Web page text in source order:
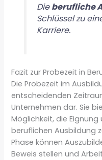
Dieberufliche
Schlüssel zu
Karriere.
Fazit zur Probezeit in
Die Probezeit im
entscheidenden
Unternehmen dar. Sie
Möglichkeit, die
beruflichen Ausbildung
Phase können
Beweis stellen und